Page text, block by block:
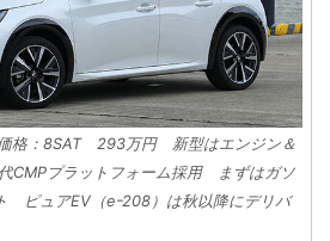
格：8SAT 293万円 新型はエンジン＆
CMPプラットフォーム採用 まずはガソ
ピュアEV（eｰ208）は秋以降にデリバ